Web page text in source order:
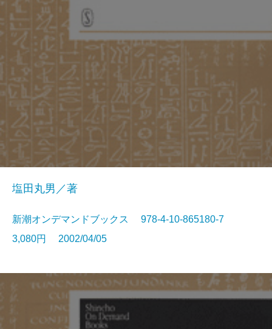
塩田丸男／著
新潮オンデマンドブックス 978-4-10-865180-7
3,080円 2002/04/05